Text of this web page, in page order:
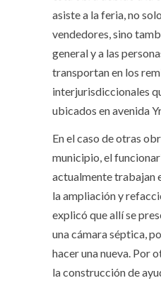
asiste a la feria, no
vendedores, sino
general y a las
transportan en los
interjurisdiccionales
ubicados en avenida
En el caso de otras
municipio, el
actualmente trabajan
la ampliación y
explicó que allí se
una cámara séptica,
hacer una nueva. Por
la construcción de